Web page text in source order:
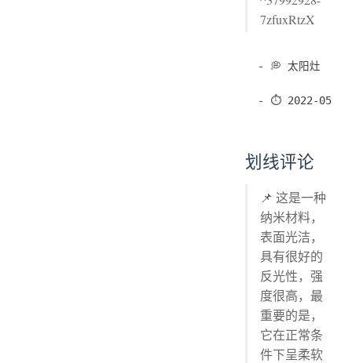
7zfuxRtzX
- 💭 太阳灶
划线评论
📌 这是一种
纳米材料，
表面光洁，
具有很好的
反光性，强
度很高，最
重要的是，
它在正常条
件下呈柔软